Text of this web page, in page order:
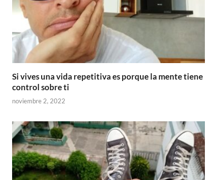
Si vives una vida repetitiva es porque la mente tiene
control sobre ti
noviembre 2, 2022